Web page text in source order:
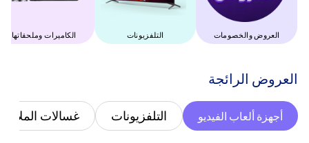
العروض والخصومات التلفزيونات ‫الكاميرات وملحقاتها‬
‫العروض الرائجة‬
أجهزة ألعاب الفيديو التلفزيونات غسالات